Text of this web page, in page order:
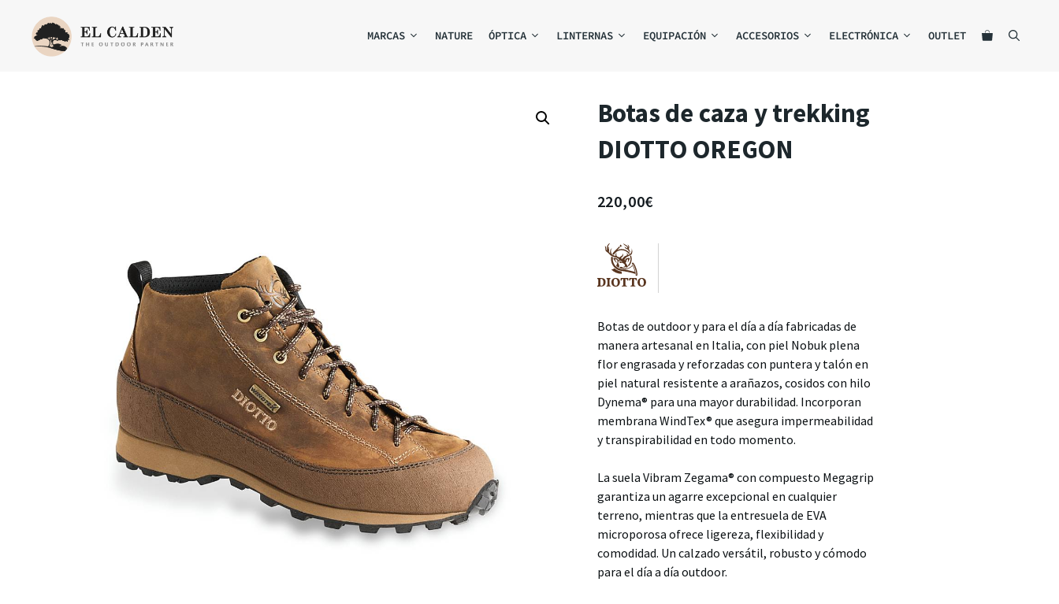
MARCAS NATURE ÓPTICA LINTERNAS EQUIPACIÓN ACCESORIOS ELECTRÓNICA OUTLET
Botas de caza y trekking
DIOTTO OREGON
220,00€
Botas de outdoor y para el día a día fabricadas de
manera artesanal en Italia, con piel Nobuk plena
flor engrasada y reforzadas con puntera y talón en
piel natural resistente a arañazos, cosidos con hilo
Dynema® para una mayor durabilidad. Incorporan
membrana WindTex® que asegura impermeabilidad
y transpirabilidad en todo momento.
La suela Vibram Zegama® con compuesto Megagrip
garantiza un agarre excepcional en cualquier
terreno, mientras que la entresuela de EVA
microporosa ofrece ligereza, flexibilidad y
comodidad. Un calzado versátil, robusto y cómodo
para el día a día outdoor.